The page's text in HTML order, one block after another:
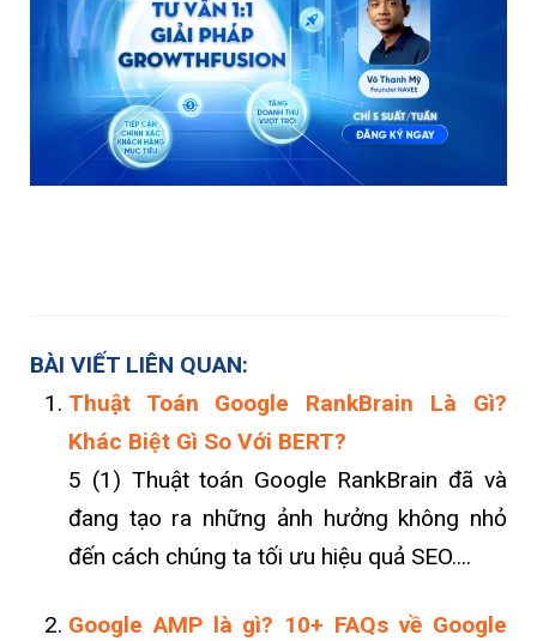
BÀI VIẾT LIÊN QUAN:
Thuật Toán Google RankBrain Là Gì?
Khác Biệt Gì So Với BERT?
5 (1) Thuật toán Google RankBrain đã và
đang tạo ra những ảnh hưởng không nhỏ
đến cách chúng ta tối ưu hiệu quả SEO....
Google AMP là gì? 10+ FAQs về Google